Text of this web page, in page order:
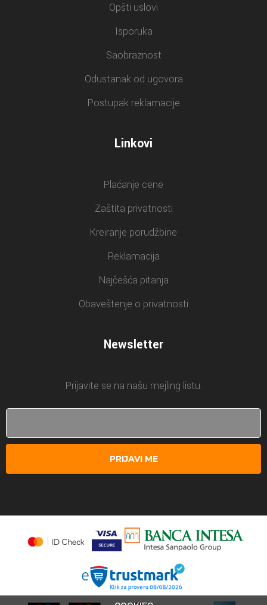
Opšti uslovi
Isporuka
Saobraznost
Odustanak od ugovora
Postupak reklamacije
Linkovi
Plaćanje cene
Zaštita privatnosti
Kreiranje porudžbine
Reklamacija
Najčešća pitanja
Obaveštenje o privatnosti
Newsletter
Prijavite se na našu mejling listu.
PRIJAVI ME